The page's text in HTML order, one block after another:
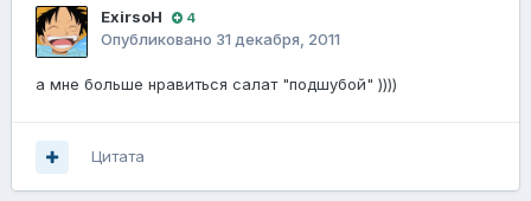
ExirsoH 4
Опубликовано 31 декабря, 2011
а мне больше нравиться салат "подшубой" ))))
Цитата